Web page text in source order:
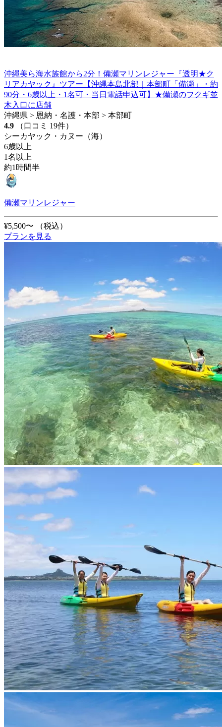
沖縄美ら海水族館から2分！備瀬マリンレジャー『透明★ク
リアカヤック』ツアー【沖縄本島北部｜本部町「備瀬」・約
90分・6歳以上・1名可・当日電話申込可】★備瀬のフクギ並
木入口に店舗
沖縄県 > 恩納・名護・本部 > 本部町
4.9
（口コミ 19件）
シーカヤック・カヌー（海）
6歳以上
1名以上
約1時間半
備瀬マリンレジャー
¥5,500〜
（税込）
プランを見る